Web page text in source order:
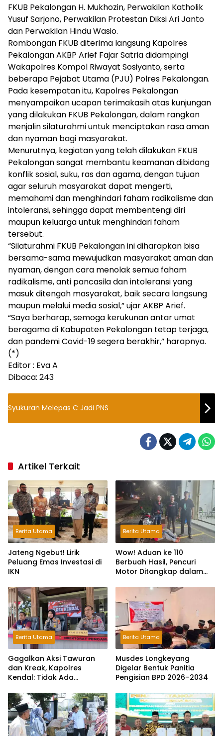
FKUB Pekalongan H. Mukhozin, Perwakilan Katholik
Yusuf Sarjono, Perwakilan Protestan Diksi Ari Janto
dan Perwakilan Hindu Wasio.
Rombongan FKUB diterima langsung Kapolres
Pekalongan AKBP Arief Fajar Satria didampingi
Wakapolres Kompol Riwayat Sosiyanto, serta
beberapa Pejabat Utama (PJU) Polres Pekalongan.
Pada kesempatan itu, Kapolres Pekalongan
menyampaikan ucapan terimakasih atas kunjungan
yang dilakukan FKUB Pekalongan, dalam rangkan
menjalin silaturahmi untuk menciptakan rasa aman
dan nyaman bagi masyarakat.
Menurutnya, kegiatan yang telah dilakukan FKUB
Pekalongan sangat membantu keamanan dibidang
konflik sosial, suku, ras dan agama, dengan tujuan
agar seluruh masyarakat dapat mengerti,
memahami dan menghindari faham radikalisme dan
intoleransi, sehingga dapat membentengi diri
maupun keluarga untuk menghindari faham
tersebut.
“Silaturahmi FKUB Pekalongan ini diharapkan bisa
bersama-sama mewujudkan masyarakat aman dan
nyaman, dengan cara menolak semua faham
radikalisme, anti pancasila dan intoleransi yang
masuk ditengah masyarakat, baik secara langsung
maupun melalui media sosial,” ujar AKBP Arief.
“Saya berharap, semoga kerukunan antar umat
beragama di Kabupaten Pekalongan tetap terjaga,
dan pandemi Covid-19 segera berakhir,” harapnya.
(*)
Editor : Eva A
Dibaca: 243
Syukuran Melepas C Jadi PNS
Artikel Terkait
Berita Utama
Jateng Ngebut! Lirik
Peluang Emas Investasi di
IKN
Berita Utama
Wow! Aduan ke 110
Berbuah Hasil, Pencuri
Motor Ditangkap dalam
Berita Utama
Gagalkan Aksi Tawuran
dan Kreak, Kapolres
Kendal: Tidak Ada
Pelaku Kejahatan Jalanan
Berita Utama
Musdes Longkeyang
Digelar Bentuk Panitia
Pengisian BPD 2026–2034